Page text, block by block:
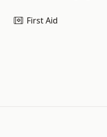
First Aid